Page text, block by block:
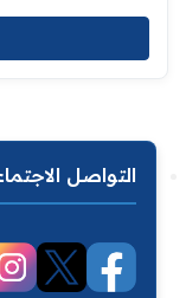
التواصل